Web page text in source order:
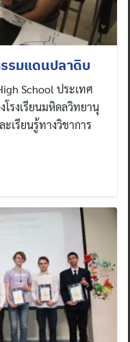
รมแดนปลาดิบ
School ประเทศ
โรงเรียนมหิดลวิทยานุ
เรียนรู้ทางวิชาการ